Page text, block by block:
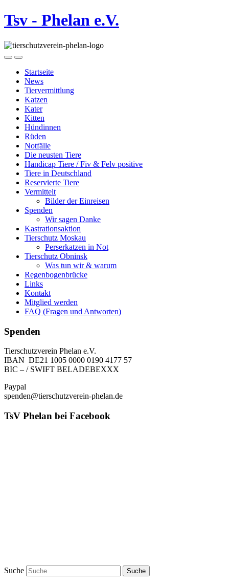
Tsv - Phelan e.V.
Startseite
News
Tiervermittlung
Katzen
Kater
Kitten
Hündinnen
Rüden
Notfälle
Die neusten Tiere
Handicap Tiere / Fiv & Felv positive
Tiere in Deutschland
Reservierte Tiere
Vermittelt
Bilder der Einreisen
Spenden
Wir sagen Danke
Kastrationsaktion
Tierschutz Moskau
Perserkatzen in Not
Tierschutz Obninsk
Was tun wir & warum
Regenbogenbrücke
Links
Kontakt
Mitglied werden
FAQ (Fragen und Antworten)
Spenden
Tierschutzverein Phelan e.V.
IBAN DE21 1005 0000 0190 4177 57
BIC – / SWIFT BELADEBEXXX
Paypal
spenden@tierschutzverein-phelan.de
TsV Phelan bei Facebook
Suche